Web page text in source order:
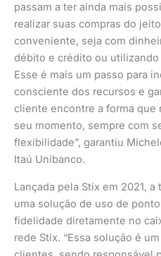
passam a ter ainda mais
realizar suas compras do
conveniente, seja com
débito e crédito ou
Esse é mais um passo para
consciente dos recursos e
cliente encontre a forma que
seu momento, sempre com
flexibilidade”, garantiu
Itaú Unibanco.
Lançada pela Stix em 2021,
uma solução de uso de
fidelidade diretamente no
rede Stix. “Essa solução é